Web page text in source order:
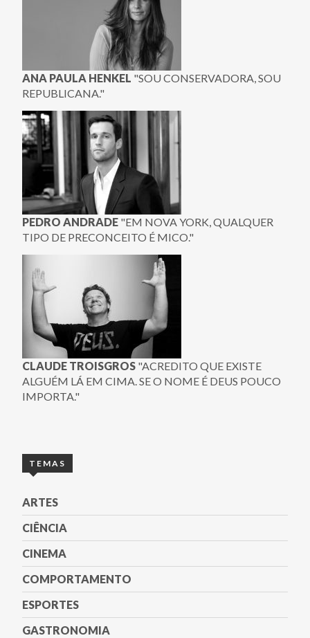
ANA PAULA HENKEL "SOU CONSERVADORA, SOU
REPUBLICANA."
PEDRO ANDRADE "EM NOVA YORK, QUALQUER
TIPO DE PRECONCEITO É MICO."
CLAUDE TROISGROS "ACREDITO QUE EXISTE
ALGUÉM LÁ EM CIMA. SE O NOME É DEUS POUCO
IMPORTA."
TEMAS
ARTES
CIÊNCIA
CINEMA
COMPORTAMENTO
ESPORTES
GASTRONOMIA